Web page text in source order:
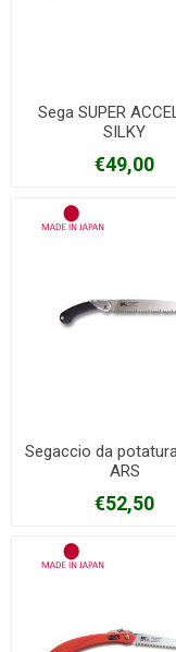
Sega SUPER
SILKY
€49,00
Segaccio da
ARS
€52,50